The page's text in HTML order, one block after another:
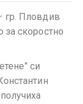
гр. Пловдив
за скоростно
си